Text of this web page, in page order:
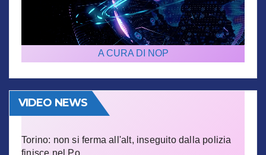
A CURA DI NOP
VIDEO NEWS
Torino: non si ferma all'alt, inseguito dalla polizia